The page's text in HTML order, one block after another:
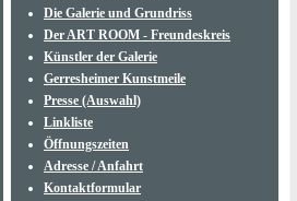
Die Galerie und Grundriss
Der ART ROOM - Freundeskreis
Künstler der Galerie
Gerresheimer Kunstmeile
Presse (Auswahl)
Linkliste
Öffnungszeiten
Adresse / Anfahrt
Kontaktformular